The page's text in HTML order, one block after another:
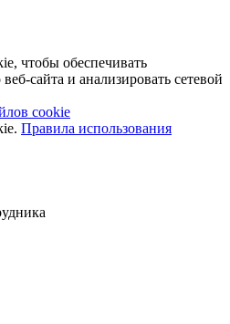
чтобы обеспечивать
сайта и анализировать сетевой
cookie
Правила использования